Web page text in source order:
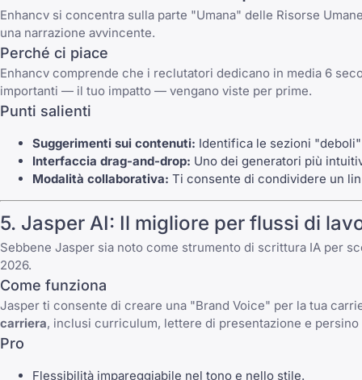
Enhancv si concentra sulla parte "Umana" delle Risorse
una narrazione avvincente.
Perché ci piace
Enhancv comprende che i reclutatori dedicano in media 6
importanti — il tuo impatto — vengano viste per prime.
Punti salienti
Suggerimenti sui contenuti: Identifica le sezioni
Interfaccia drag-and-drop: Uno dei generatori più
Modalità collaborativa: Ti consente di condividere un
5. Jasper AI: Il migliore per flussi di
Sebbene Jasper sia noto come strumento di scrittura IA per
2026.
Come funziona
Jasper ti consente di creare una "Brand Voice" per la tua
carriera, inclusi curriculum, lettere di presentazione e
Pro
Flessibilità impareggiabile nel tono e nello stile.